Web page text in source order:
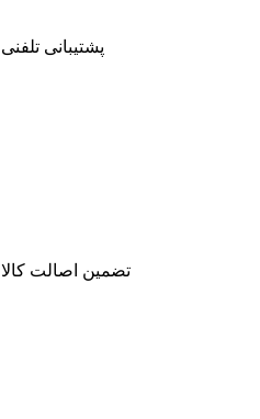
پشتیبانی تلفنی
تضمین اصالت کالا